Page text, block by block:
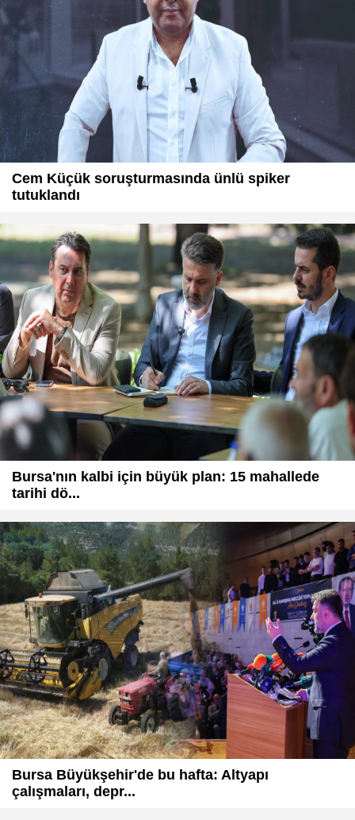
Cem Küçük soruşturmasında ünlü spiker
tutuklandı
Bursa'nın kalbi için büyük plan: 15 mahallede
tarihi dö...
Bursa Büyükşehir'de bu hafta: Altyapı
çalışmaları, depr...